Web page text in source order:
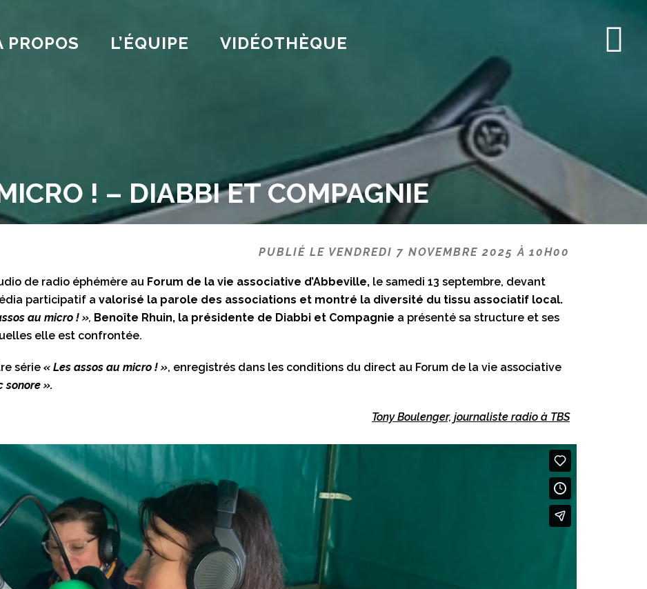
PROPOS L’ÉQUIPE VIDÉOTHÈQUE
! – DIABBI ET COMPAGNIE
PUBLIÉ LE VENDREDI 7 NOVEMBRE 2025 À 10H00
de radio éphémère au Forum de la vie associative d’Abbeville, le samedi 13 septembre, devant
participatif a valorisé la parole des associations et montré la diversité du tissu associatif local.
au micro ! », Benoîte Rhuin, la présidente de Diabbi et Compagnie a présenté sa structure et ses
elle est confrontée.
série « Les assos au micro ! », enregistrés dans les conditions du direct au Forum de la vie associative
sonore ».
Tony Boulenger, journaliste radio à TBS